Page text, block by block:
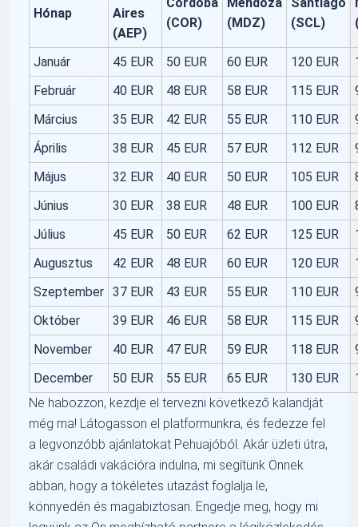
Hónap
Aires
(AEP)
(COR)
(MDZ)
(SCL)
Január 45 EUR 50 EUR 60 EUR 120 EUR
Február
40 EUR 48 EUR 58 EUR 115 EUR
Március
35 EUR 42 EUR 55 EUR 110 EUR
Április
38 EUR 45 EUR 57 EUR 112 EUR
Május
32 EUR 40 EUR 50 EUR 105 EUR
Június
30 EUR 38 EUR 48 EUR 100 EUR
Július
45 EUR 50 EUR 62 EUR 125 EUR
Augusztus
42 EUR 48 EUR 60 EUR 120 EUR
Szeptember 37 EUR 43 EUR 55 EUR 110 EUR
Október
39 EUR 46 EUR 58 EUR 115 EUR
November
40 EUR 47 EUR 59 EUR 118 EUR
December
50 EUR 55 EUR 65 EUR 130 EUR
Ne habozzon, kezdje el tervezni következő kalandját
még ma! Látogasson el platformunkra, és fedezze fel
a legvonzóbb ajánlatokat Pehuajóból. Akár üzleti útra,
akár családi vakációra indulna, mi segítünk Önnek
abban, hogy a tökéletes utazást foglalja le,
könnyedén és magabiztosan. Engedje meg, hogy mi